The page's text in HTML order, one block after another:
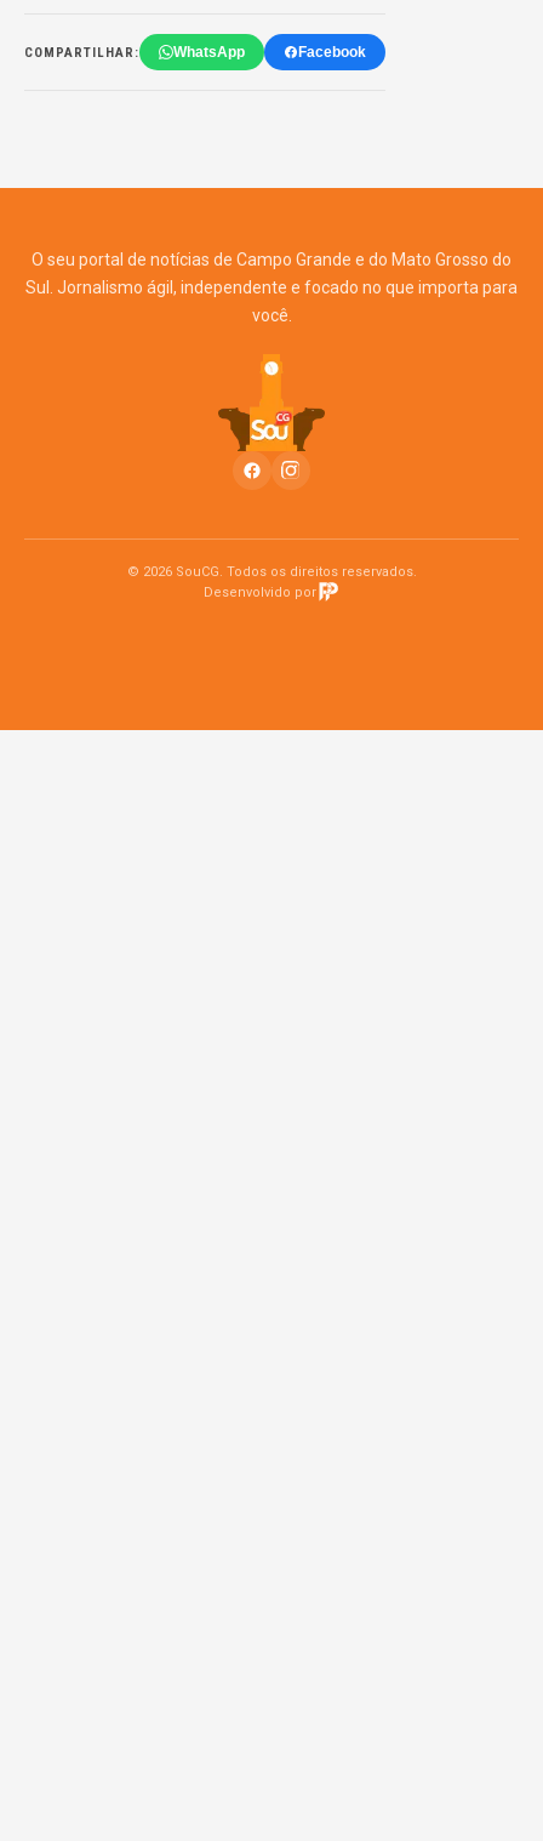
COMPARTILHAR: WhatsApp Facebook
O seu portal de notícias de Campo Grande e do Mato Grosso do
Sul. Jornalismo ágil, independente e focado no que importa para
você.
© 2026 SouCG. Todos os direitos reservados.
Desenvolvido por